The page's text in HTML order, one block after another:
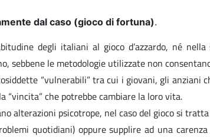
dal caso (gioco di fortuna).
degli italiani al gioco d’azzardo, né
sebbene le metodologie utilizzate non
“vulnerabili” tra cui i giovani, gli anziani
“vincita” che potrebbe cambiare la loro vita.
alterazioni psicotrope, nel caso del gioco si
quotidiani) oppure supplire ad una